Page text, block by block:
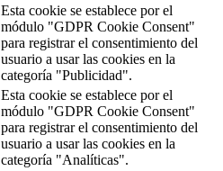
Esta cookie se establece por el
módulo "GDPR Cookie Consent"
para registrar el consentimiento del
usuario a usar las cookies en la
categoría "Publicidad".
Esta cookie se establece por el
módulo "GDPR Cookie Consent"
para registrar el consentimiento del
usuario a usar las cookies en la
categoría "Analíticas".